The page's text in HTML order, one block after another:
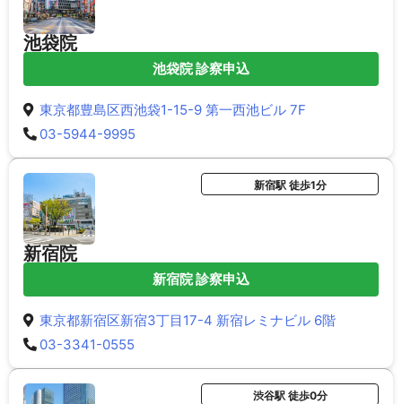
池袋院
池袋院 診察申込
東京都豊島区西池袋1-15-9 第一西池ビル 7F
03-5944-9995
新宿院
新宿駅 徒歩1分
新宿院 診察申込
東京都新宿区新宿3丁目17-4 新宿レミナビル 6階
03-3341-0555
渋谷駅 徒歩0分